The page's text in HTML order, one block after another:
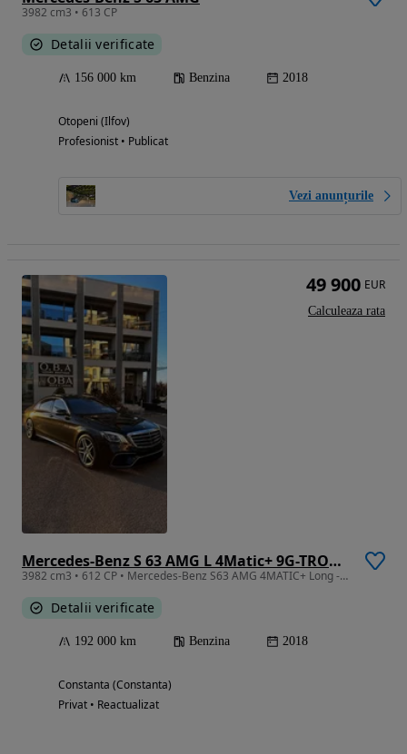
3982 cm3 • 613 CP
Detalii verificate
156 000 km Benzina 2018
Otopeni (Ilfov)
Profesionist • Publicat
Vezi anunțurile
Mercedes-Benz S 63 AMG L 4Matic+ 9G-TRONIC
3982 cm3 • 612 CP • Mercedes-Benz S63 AMG 4MATIC+ Long -Full istoric mercedes - fara daune
Detalii verificate
192 000 km Benzina 2018
Constanta (Constanta)
Privat • Reactualizat
49 900 EUR
Calculeaza rata